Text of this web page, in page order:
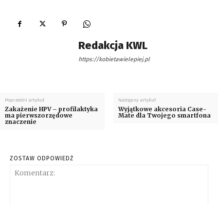
Redakcja KWL
https://kobietawielepiej.pl
Poprzedni artykuł
Zakażenie HPV – profilaktyka
ma pierwszorzędowe
znaczenie
Następny artykuł
Wyjątkowe akcesoria Case-
Mate dla Twojego smartfona
ZOSTAW ODPOWIEDŹ